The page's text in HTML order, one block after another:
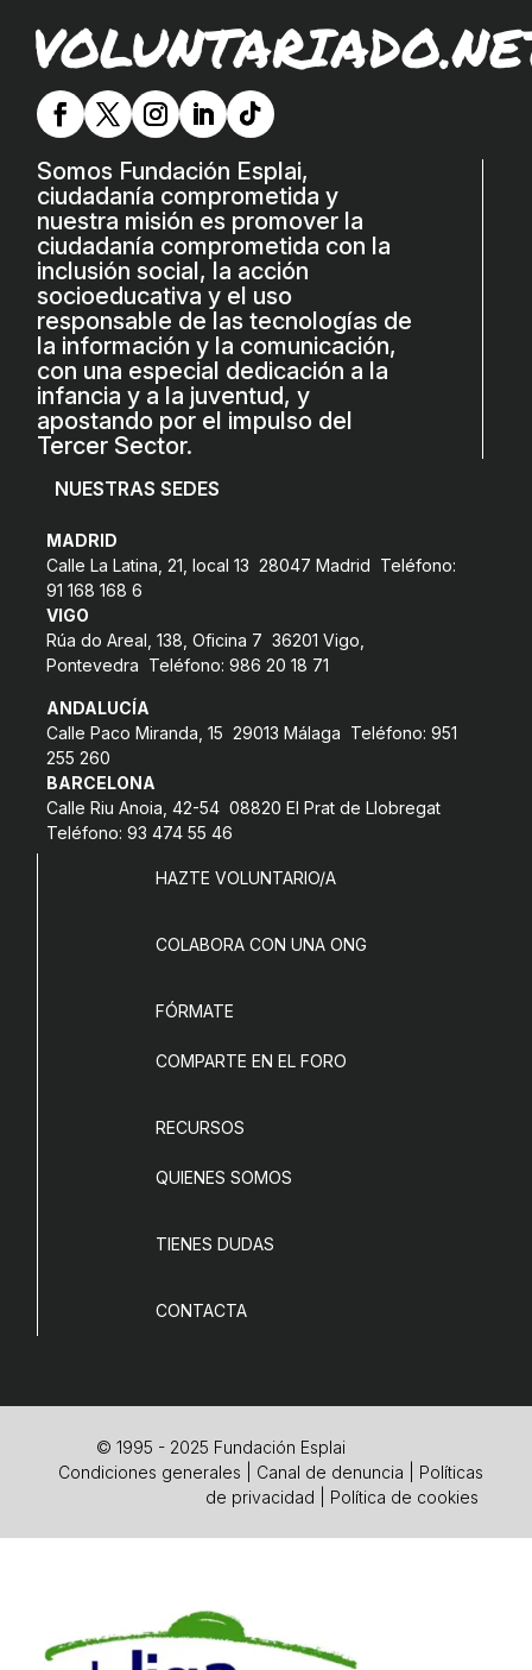
Somos Fundación Esplai,
ciudadanía comprometida y
nuestra misión es promover la
ciudadanía comprometida con la
inclusión social, la acción
socioeducativa y el uso
responsable de las tecnologías de
la información y la comunicación,
con una especial dedicación a la
infancia y a la juventud, y
apostando por el impulso del
Tercer Sector.
NUESTRAS SEDES
MADRID
Calle La Latina, 21, local 13 28047 Madrid Teléfono:
91 168 168 6
VIGO
Rúa do Areal, 138, Oficina 7 36201 Vigo,
Pontevedra Teléfono: 986 20 18 71
ANDALUCÍA
Calle Paco Miranda, 15 29013 Málaga Teléfono: 951
255 260
BARCELONA
Calle Riu Anoia, 42-54 08820 El Prat de Llobregat
Teléfono: 93 474 55 46
HAZTE VOLUNTARIO/A
COLABORA CON UNA ONG
FÓRMATE
COMPARTE EN EL FORO
RECURSOS
QUIENES SOMOS
TIENES DUDAS
CONTACTA
© 1995 - 2025 Fundación Esplai
Condiciones generales
Canal de denuncia
Políticas
de privacidad
Política de cookies
La Fundació
L'equip
Missió i valors
Els comptes clars
Memòria d'activitats
Proposta educativa
ACTUALITAT
Notícies
Butlletins
Diari de la Fundació
Fundesplai als mitjans
Xarxes socials
COL·LABORA
Fes un donatiu
Treballa amb nosaltres